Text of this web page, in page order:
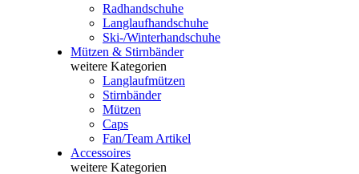
Radhandschuhe
Langlaufhandschuhe
Ski-/Winterhandschuhe
Mützen & Stirnbänder
weitere Kategorien
Langlaufmützen
Stirnbänder
Mützen
Caps
Fan/Team Artikel
Accessoires
weitere Kategorien